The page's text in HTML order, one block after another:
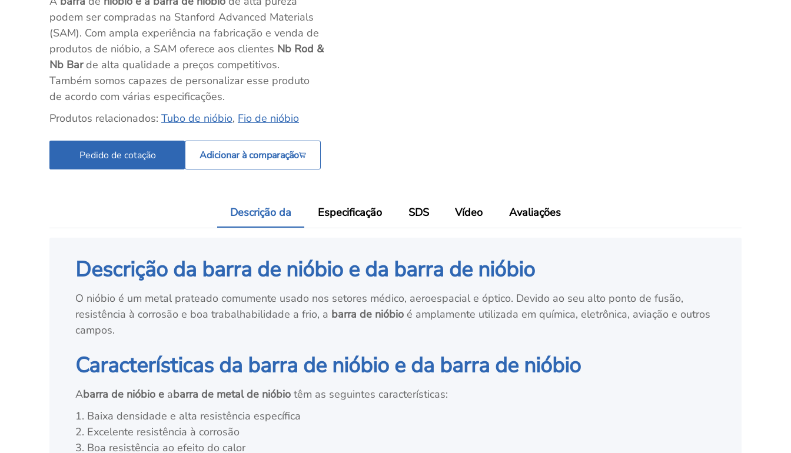
podem ser compradas na Stanford Advanced Materials
(SAM). Com ampla experiência na fabricação e venda de
produtos de nióbio, a SAM oferece aos clientes Nb Rod &
Nb Bar de alta qualidade a preços competitivos.
Também somos capazes de personalizar esse produto
de acordo com várias especificações.
Produtos relacionados: Tubo de nióbio, Fio de nióbio
Pedido de cotação Adicionar à comparação
Descrição da Especificação SDS Vídeo Avaliações
Descrição da barra de nióbio e da barra de nióbio
O nióbio é um metal prateado comumente usado nos setores médico, aeroespacial e óptico. Devido ao seu alto ponto de fusão,
resistência à corrosão e boa trabalhabilidade a frio, a barra de nióbio é amplamente utilizada em química, eletrônica, aviação e outros
campos.
Características da barra de nióbio e da barra de nióbio
Abarra de nióbio e abarra de metal de nióbio têm as seguintes características:
1. Baixa densidade e alta resistência específica
2. Excelente resistência à corrosão
3. Boa resistência ao efeito do calor